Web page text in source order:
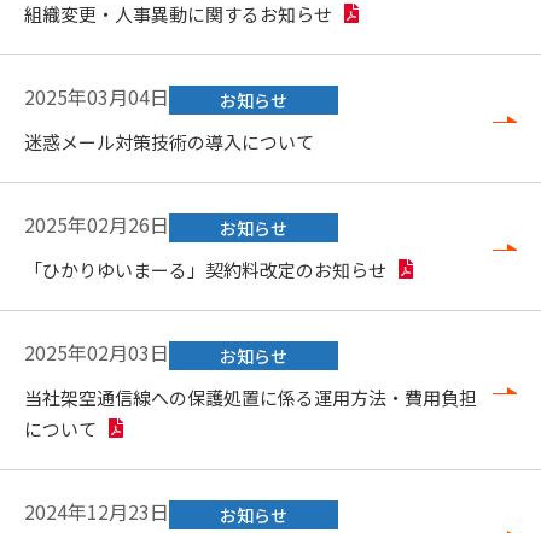
組織変更・人事異動に関するお知らせ
2025年03月04日 お知らせ
迷惑メール対策技術の導入について
2025年02月26日 お知らせ
「ひかりゆいまーる」契約料改定のお知らせ
2025年02月03日 お知らせ
当社架空通信線への保護処置に係る運用方法・費用負担
について
2024年12月23日 お知らせ